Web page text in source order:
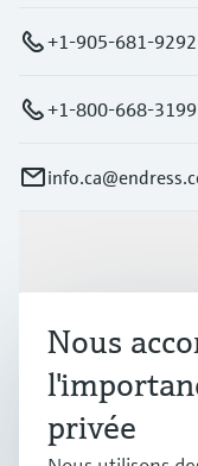
+1-905-681-9292
+1-800-668-3199
Industries
Support
Nous
privée